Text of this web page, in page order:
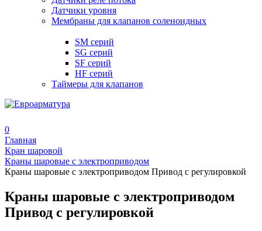
Датчики уровня
Мембраны для клапанов соленоидных
SM серий
SG серий
SF серий
HF серий
Таймеры для клапанов
0
Главная
Кран шаровой
Краны шаровые с электроприводом
Краны шаровые с электроприводом Привод с регулировкой
Краны шаровые с электроприводом
Привод с регулировкой